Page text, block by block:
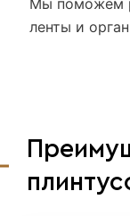
ленты и